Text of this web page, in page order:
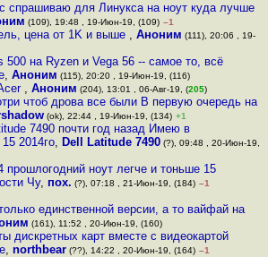
спрашиваю для Линукса на ноут куда лучше
(109), 19:48 , 19-Июн-19, (109) –1
цена от 1K и выше , Аноним (111), 20:06 , 19-
500 на Ryzen и Vega 56 -- самое то, всё
, Аноним (115), 20:20 , 19-Июн-19, (116)
, Аноним (204), 13:01 , 06-Авг-19, (205)
чтоб дрова все были В первую очередь на
(ok), 22:44 , 19-Июн-19, (134) +1
7490 почти год назад Имею в
2014го, Dell Latitude 7490(?), 09:48 , 20-Июн-19,
прошлогодний ноут легче и тоньше 15
Чу, пох. (?), 07:18 , 21-Июн-19, (184) –1
единственной версии, а то вайфай на
(161), 11:52 , 20-Июн-19, (160)
дискретных карт вместе с видеокартой
,northbear (??), 14:22 , 20-Июн-19, (164) –1